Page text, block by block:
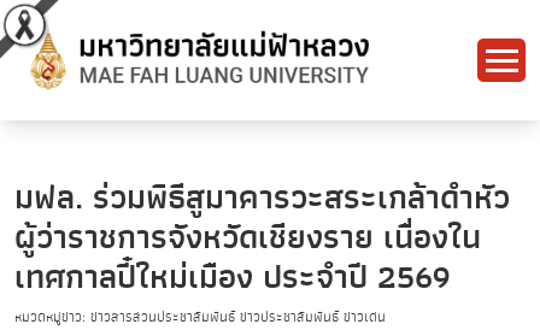
มฟล. ร่วมพิธีสูมาคารวะสระเกล้าดำหัว
ผู้ว่าราชการจังหวัดเชียงราย เนื่องใน
เทศกาลปี๋ใหม่เมือง ประจำปี 2569
หมวดหมู่ข่าว: ข่าวสารส่วนประชาสัมพันธ์ ข่าวประชาสัมพันธ์ ข่าวเด่น